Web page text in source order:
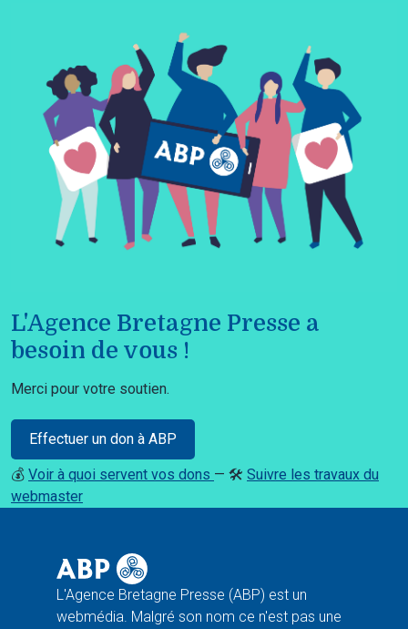
L'Agence Bretagne Presse a
besoin de vous !
Merci pour votre soutien.
Effectuer un don à ABP
💰 Voir à quoi servent vos dons — 🛠️ Suivre les travaux du
webmaster
L'Agence Bretagne Presse (ABP) est un
webmédia. Malgré son nom ce n'est pas une